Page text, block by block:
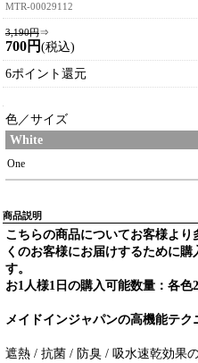
MTR-00029112
3,190円⇒
700円 (税込)
6ポイント還元
色／サイズ
White
One
商品説明
こちらの商品についてお客様よ
くのお客様にお届けするために
す。
お1人様1日の購入可能数量：各色
メイドインジャパンの高機能テク
遮熱 / 抗菌 / 防臭 / 吸水速乾効果